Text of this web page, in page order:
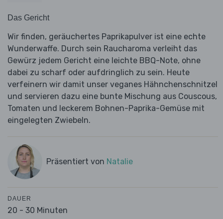
Das Gericht
Wir finden, geräuchertes Paprikapulver ist eine echte
Wunderwaffe. Durch sein Raucharoma verleiht das
Gewürz jedem Gericht eine leichte BBQ-Note, ohne
dabei zu scharf oder aufdringlich zu sein. Heute
verfeinern wir damit unser veganes Hähnchenschnitzel
und servieren dazu eine bunte Mischung aus Couscous,
Tomaten und leckerem Bohnen-Paprika-Gemüse mit
eingelegten Zwiebeln.
Präsentiert von Natalie
DAUER
20 - 30 Minuten